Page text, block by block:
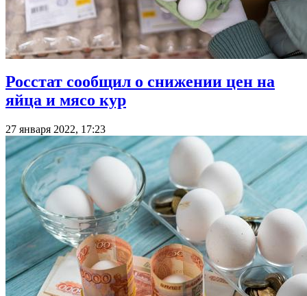
Росстат сообщил о снижении цен на
яйца и мясо кур
27 января 2022, 17:23